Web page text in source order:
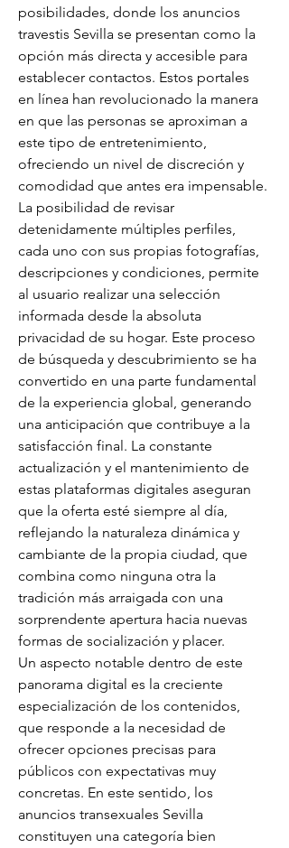
posibilidades, donde los anuncios
travestis Sevilla se presentan como la
opción más directa y accesible para
establecer contactos. Estos portales
en línea han revolucionado la manera
en que las personas se aproximan a
este tipo de entretenimiento,
ofreciendo un nivel de discreción y
comodidad que antes era impensable.
La posibilidad de revisar
detenidamente múltiples perfiles,
cada uno con sus propias fotografías,
descripciones y condiciones, permite
al usuario realizar una selección
informada desde la absoluta
privacidad de su hogar. Este proceso
de búsqueda y descubrimiento se ha
convertido en una parte fundamental
de la experiencia global, generando
una anticipación que contribuye a la
satisfacción final. La constante
actualización y el mantenimiento de
estas plataformas digitales aseguran
que la oferta esté siempre al día,
reflejando la naturaleza dinámica y
cambiante de la propia ciudad, que
combina como ninguna otra la
tradición más arraigada con una
sorprendente apertura hacia nuevas
formas de socialización y placer.
Un aspecto notable dentro de este
panorama digital es la creciente
especialización de los contenidos,
que responde a la necesidad de
ofrecer opciones precisas para
públicos con expectativas muy
concretas. En este sentido, los
anuncios transexuales Sevilla
constituyen una categoría bien